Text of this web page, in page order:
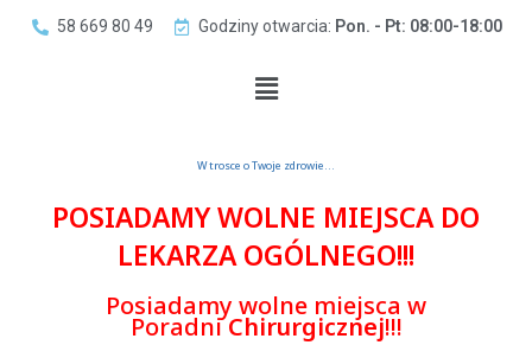
58 669 80 49 Godziny otwarcia: Pon. - Pt: 08:00-18:00
W trosce o Twoje zdrowie…
POSIADAMY WOLNE MIEJSCA DO
LEKARZA OGÓLNEGO!!!
Posiadamy wolne miejsca w
PoradniChirurgicznej!!!